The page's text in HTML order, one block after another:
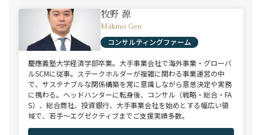
牧野 源
Makino Gen
コンサルティングファーム
慶應義塾大学経済学部卒業。大手事業会社で海外事業・グローバ
ルSCMに従事。ステークホルダーが複雑に関わる事業運営の中
で、サステナブルな関係構築を常に意識しながら意思決定や実務
に携わる。ヘッドハンターに転身後、コンサル（戦略・総合・FA
S）、総合商社、投資銀行、大手事業会社を始めとする幅広い領
域で、若手～エグゼクティブまでご支援実績多数。